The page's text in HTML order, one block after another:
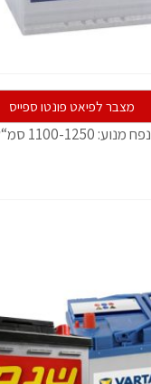
מצבר לפיאט פונטו ספייס
נפח מנוע: 1100-1250 סמ“ק